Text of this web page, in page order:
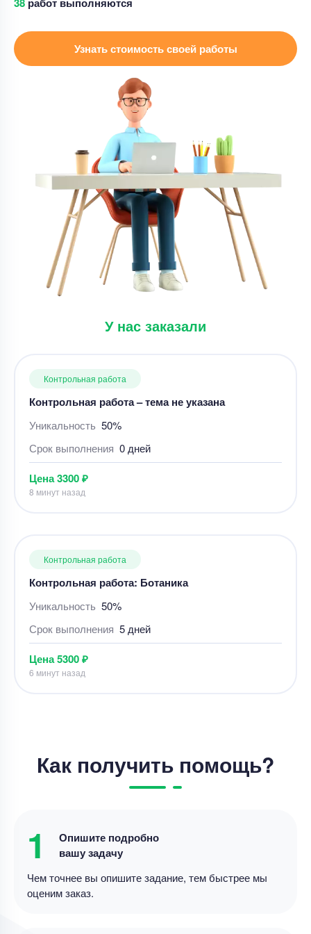
Узнать стоимость своей работы
У нас заказали
4000 ₽
8 минут назад
формирование положительного или
отрицательного правосознания в обществе.
Приведите примеры положительного и
отрицательного правосознания.
50%
17 дней
5000 ₽
Контрольная работа
Контрольная работа – Гражданское право
Уникальность
50%
Срок выполнения
1 дней
Цена3300 ₽
8 минут назад
Контрольная работа
Контрольная работа – тема не указана
Уникальность 50%
Срок выполнения 0 дней
Цена5300 ₽
6 минут назад
Контрольная работа
Контрольная работа: Ботаника
Уникальность 50%
Срок выполнения 5 дней
7 минут назад
ЭКР, расчёт редукторной передачи в ручном
счёте, Проверка расчёта редукторной передачи
Срок выполнения5 дней
Как получить помощь?
1
Опишите подробно
вашу задачу
Чем точнее вы опишите задание, тем быстрее мы
оценим заказ.